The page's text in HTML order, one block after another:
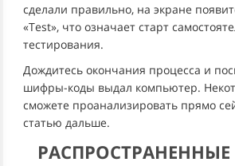
сделали правильно, на экране
«Test», что означает старт
тестирования.
Дождитесь окончания процесса и
шифры-коды выдал компьютер.
сможете проанализировать прямо
статью дальше.